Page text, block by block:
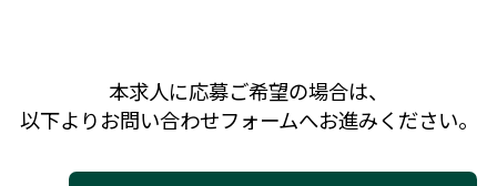
本求人に応募ご希望の場合は、
以下よりお問い合わせフォームへお進みください。